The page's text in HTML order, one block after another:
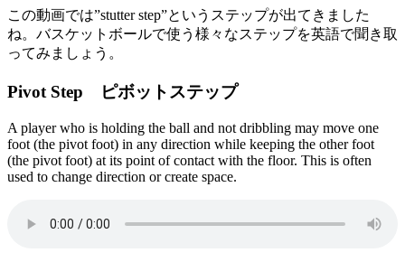
この動画では”stutter step”というステップが出てきました
ね。バスケットボールで使う様々なステップを英語で聞き取
ってみましょう。
Pivot Step ピボットステップ
A player who is holding the ball and not dribbling may move one
foot (the pivot foot) in any direction while keeping the other foot
(the pivot foot) at its point of contact with the floor. This is often
used to change direction or create space.